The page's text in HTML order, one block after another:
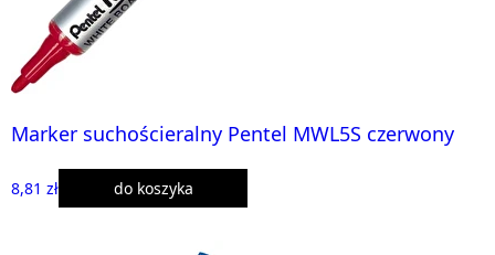
Marker suchościeralny Pentel MWL5S czerwony
8,81 zł do koszyka